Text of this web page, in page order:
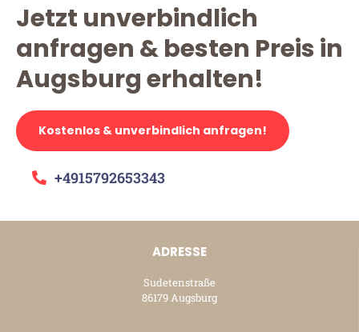
Jetzt unverbindlich
anfragen & besten Preis in
Augsburg erhalten!
Kostenlos & unverbindlich anfragen!
+4915792653343
ADRESSE
Sudetenstraße
86179 Augsburg